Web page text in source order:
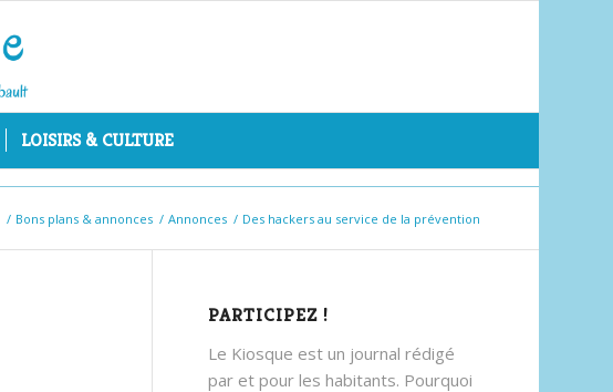
LOISIRS & CULTURE
/ Bons plans & annonces / Annonces / Des hackers au service de la prévention
PARTICIPEZ !
Le Kiosque est un journal rédigé
par et pour les habitants. Pourquoi